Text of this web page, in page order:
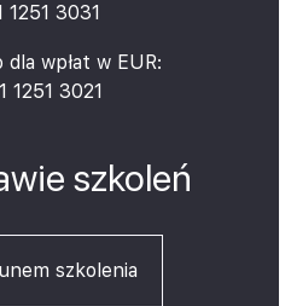
3031
wpłat w EUR:
3021
szkoleń
szkolenia